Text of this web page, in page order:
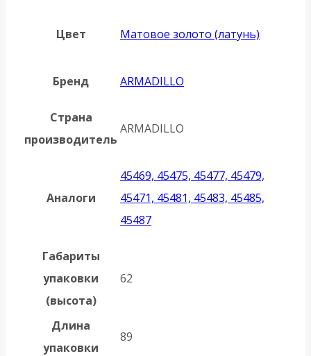
Цвет Матовое золото (латунь)
Бренд ARMADILLO
Страна
производитель
ARMADILLO
Аналоги
45469, 45475, 45477, 45479,
45471, 45481, 45483, 45485,
45487
Габариты
упаковки
(высота)
62
Длина
упаковки
89